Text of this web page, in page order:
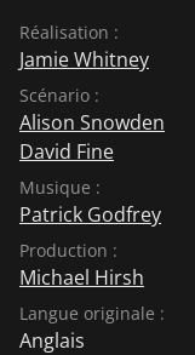
Réalisation :
Jamie Whitney
Scénario :
Alison Snowden
David Fine
Musique :
Patrick Godfrey
Production :
Michael Hirsh
Langue originale :
Anglais